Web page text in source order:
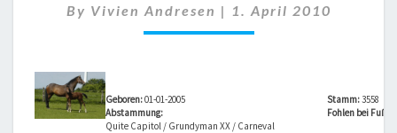
CAPITOL
–
By Vivien Andresen | 1. April 2010
Geboren:01-01-2005 Stamm:3558
Abstammung:
Quite Capitol / Grundyman XX / Carneval
Fohlen bei Fuß